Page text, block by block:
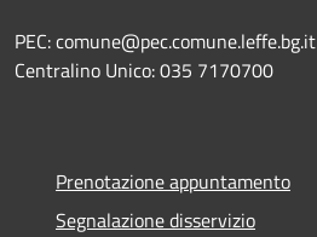
PEC: comune@pec.comune.leffe.bg.it
Centralino Unico: 035 7170700
Prenotazione appuntamento
Segnalazione disservizio